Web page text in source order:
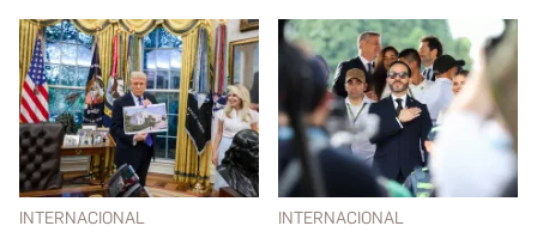
INTERNACIONAL INTERNACIONAL